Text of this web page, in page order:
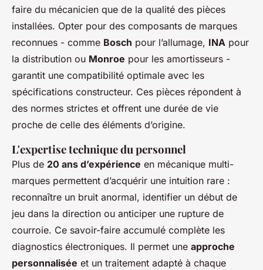
faire du mécanicien que de la qualité des pièces
installées. Opter pour des composants de marques
reconnues - comme Bosch pour l’allumage, INA pour
la distribution ou Monroe pour les amortisseurs -
garantit une compatibilité optimale avec les
spécifications constructeur. Ces pièces répondent à
des normes strictes et offrent une durée de vie
proche de celle des éléments d’origine.
L'expertise technique du personnel
Plus de 20 ans d’expérience en mécanique multi-
marques permettent d’acquérir une intuition rare :
reconnaître un bruit anormal, identifier un début de
jeu dans la direction ou anticiper une rupture de
courroie. Ce savoir-faire accumulé complète les
diagnostics électroniques. Il permet une approche
personnalisée et un traitement adapté à chaque